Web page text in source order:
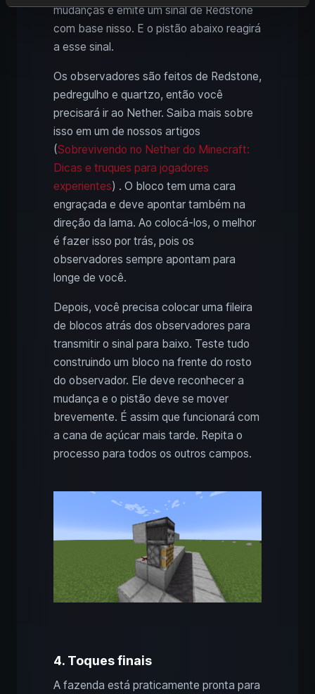
mudanças e emite um sinal de Redstone
com base nisso. E o pistão abaixo reagirá
a esse sinal.
Os observadores são feitos de Redstone,
pedregulho e quartzo, então você
precisará ir ao Nether. Saiba mais sobre
isso em um de nossos artigos
(Sobrevivendo no Nether do Minecraft:
Dicas e truques para jogadores
experientes) . O bloco tem uma cara
engraçada e deve apontar também na
direção da lama. Ao colocá-los, o melhor
é fazer isso por trás, pois os
observadores sempre apontam para
longe de você.
Depois, você precisa colocar uma fileira
de blocos atrás dos observadores para
transmitir o sinal para baixo. Teste tudo
construindo um bloco na frente do rosto
do observador. Ele deve reconhecer a
mudança e o pistão deve se mover
brevemente. É assim que funcionará com
a cana de açúcar mais tarde. Repita o
processo para todos os outros campos.
4. Toques finais
A fazenda está praticamente pronta para